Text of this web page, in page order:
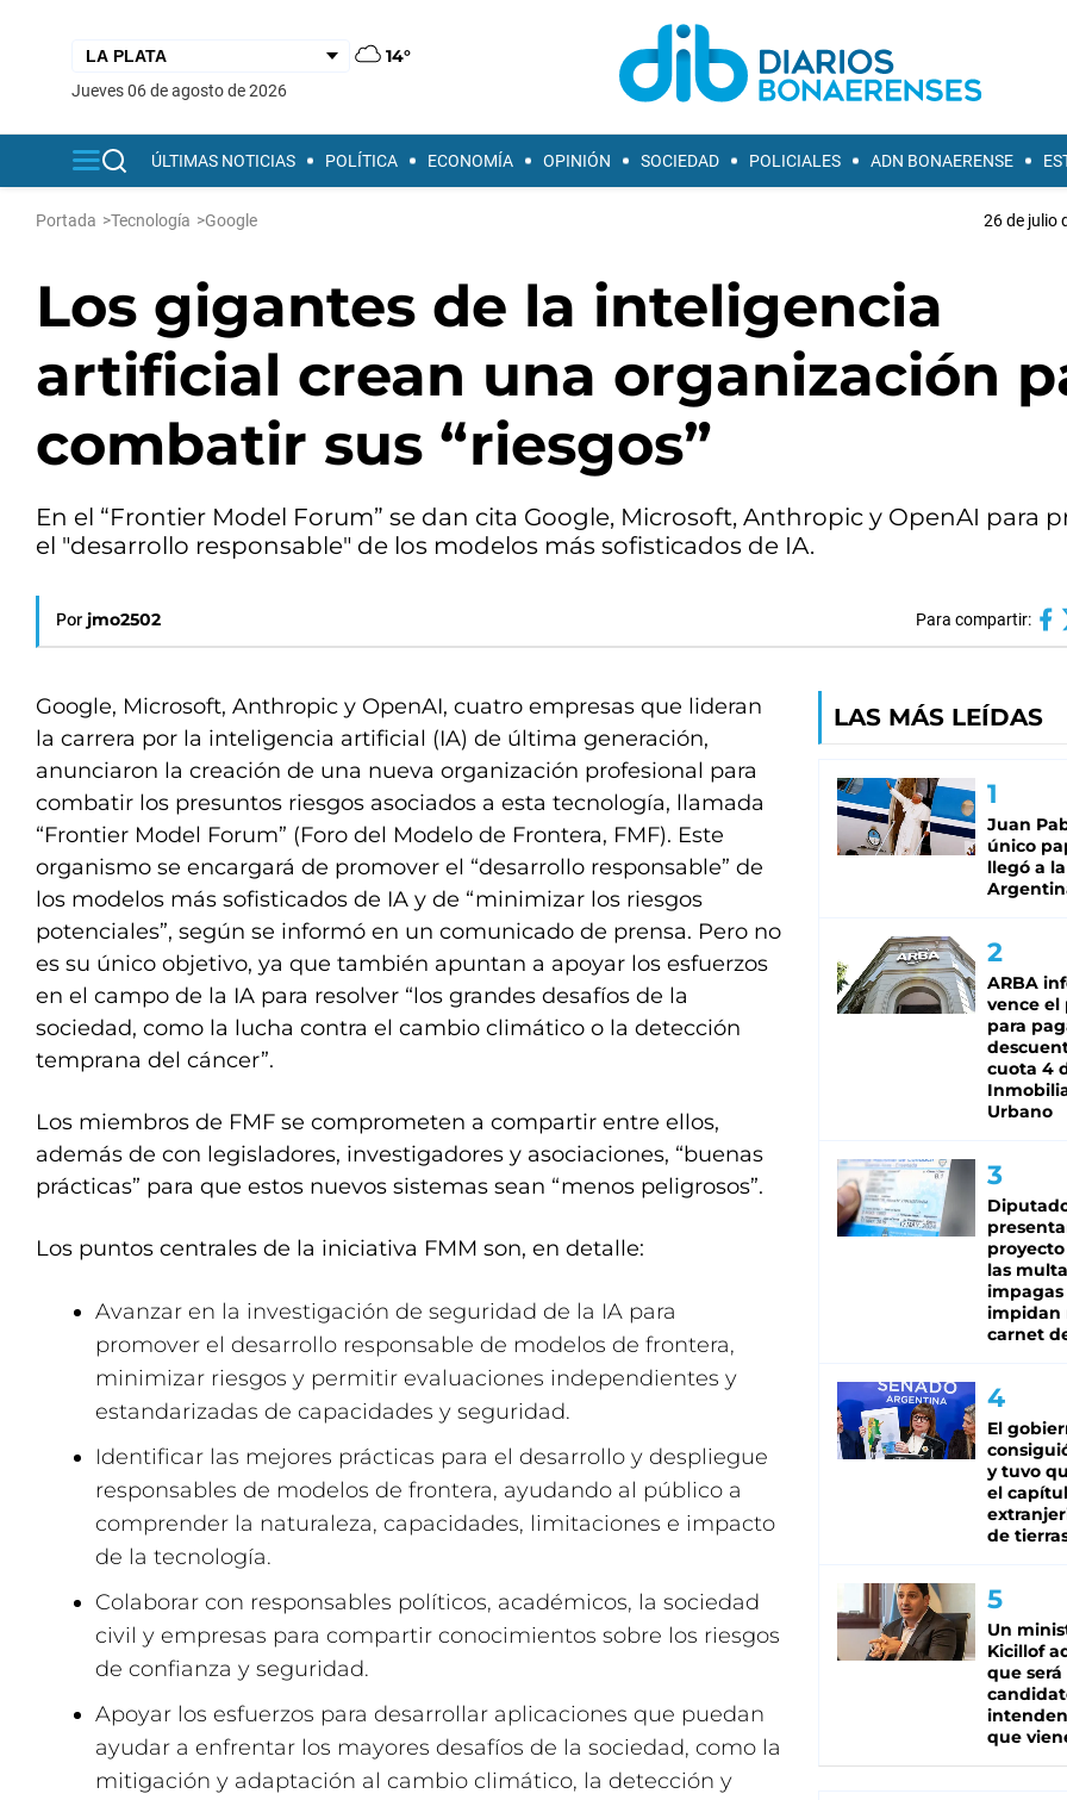
14°
jueves 06 de agosto de 2026
ÚLTIMAS NOTICIAS POLÍTICA ECONOMÍA OPINIÓN SOCIEDAD POLICIALES ADN BONAERENSE
Portada >Tecnología >Google 26 de julio
Los gigantes de la inteligencia
artificial crean una organización
combatir sus “riesgos”
En el “Frontier Model Forum” se dan cita Google, Microsoft, Anthropic y OpenAI para
el "desarrollo responsable" de los modelos más sofisticados de IA.
Por jmo2502 Para compartir:
Google, Microsoft, Anthropic y OpenAI, cuatro empresas que lideran
la carrera por la inteligencia artificial (IA) de última generación,
anunciaron la creación de una nueva organización profesional para
combatir los presuntos riesgos asociados a esta tecnología, llamada
“Frontier Model Forum” (Foro del Modelo de Frontera, FMF). Este
organismo se encargará de promover el “desarrollo responsable” de
los modelos más sofisticados de IA y de “minimizar los riesgos
potenciales”, según se informó en un comunicado de prensa. Pero no
es su único objetivo, ya que también apuntan a apoyar los esfuerzos
en el campo de la IA para resolver “los grandes desafíos de la
sociedad, como la lucha contra el cambio climático o la detección
temprana del cáncer”.
Los miembros de FMF se comprometen a compartir entre ellos,
además de con legisladores, investigadores y asociaciones, “buenas
prácticas” para que estos nuevos sistemas sean “menos peligrosos”.
Los puntos centrales de la iniciativa FMM son, en detalle:
Avanzar en la investigación de seguridad de la IA para
promover el desarrollo responsable de modelos de frontera,
minimizar riesgos y permitir evaluaciones independientes y
estandarizadas de capacidades y seguridad.
Identificar las mejores prácticas para el desarrollo y despliegue
responsables de modelos de frontera, ayudando al público a
comprender la naturaleza, capacidades, limitaciones e impacto
de la tecnología.
Colaborar con responsables políticos, académicos, la sociedad
civil y empresas para compartir conocimientos sobre los riesgos
de confianza y seguridad.
Apoyar los esfuerzos para desarrollar aplicaciones que puedan
ayudar a enfrentar los mayores desafíos de la sociedad, como la
mitigación y adaptación al cambio climático, la detección y
LAS MÁS LEÍDAS
Juan
único
llegó a la
ARBA
vence el
para
cuota 4
Urbano
las
impagas
impidan
carnet
El
y tuvo
el
de
Un
Kicillof
que será
que